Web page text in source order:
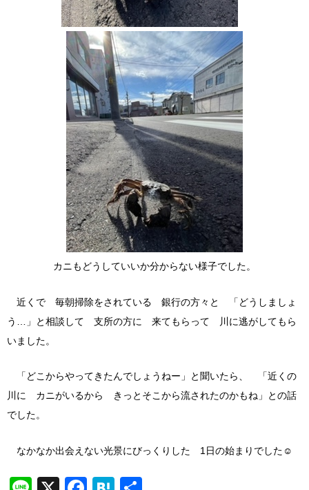
カニもどうしていいか分からない様子でした。
近くで 毎朝掃除をされている 銀行の方々と 「どうしましょ
う…」と相談して 支所の方に 来てもらって 川に逃がしてもら
いました。
「どこからやってきたんでしょうねー」と聞いたら、 「近くの
川に カニがいるから きっとそこから流されたのかもね」との話
でした。
なかなか出会えない光景にびっくりした 1日の始まりでした☺